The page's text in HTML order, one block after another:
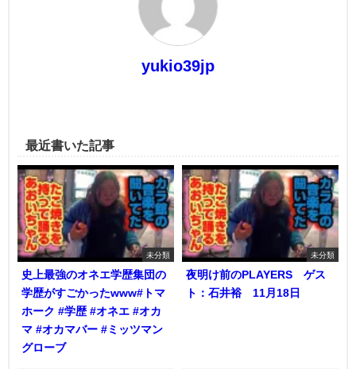
yukio39jp
最近書いた記事
未分類
史上最強のオネエ学歴集団の
学歴がすごかったwww#トマ
ホーク #学歴 #オネエ #オカ
マ #オカマバー #ミッツマン
グローブ
未分類
夜明け前のPLAYERS ゲス
ト：石井裕 11月18日